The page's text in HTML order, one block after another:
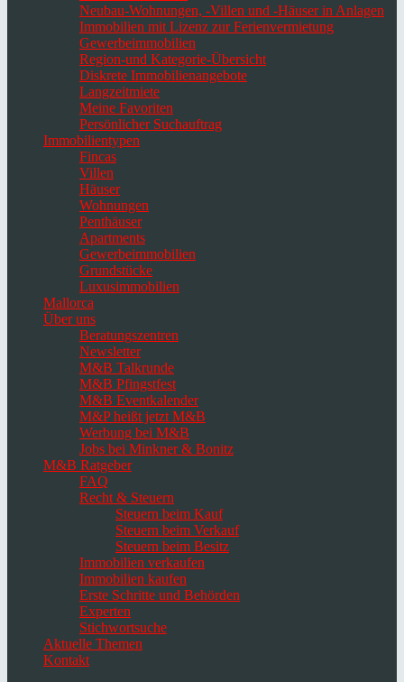
Neubau-Wohnungen, -Villen und -Häuser in Anlagen
Immobilien mit Lizenz zur Ferienvermietung
Gewerbeimmobilien
Region-und Kategorie-Übersicht
Diskrete Immobilienangebote
Langzeitmiete
Meine Favoriten
Persönlicher Suchauftrag
Immobilientypen
Fincas
Villen
Häuser
Wohnungen
Penthäuser
Apartments
Gewerbeimmobilien
Grundstücke
Luxusimmobilien
Mallorca
Über uns
Beratungszentren
Newsletter
M&B Talkrunde
M&B Pfingstfest
M&B Eventkalender
M&P heißt jetzt M&B
Werbung bei M&B
Jobs bei Minkner & Bonitz
M&B Ratgeber
FAQ
Recht & Steuern
Steuern beim Kauf
Steuern beim Verkauf
Steuern beim Besitz
Immobilien verkaufen
Immobilien kaufen
Erste Schritte und Behörden
Experten
Stichwortsuche
Aktuelle Themen
Kontakt